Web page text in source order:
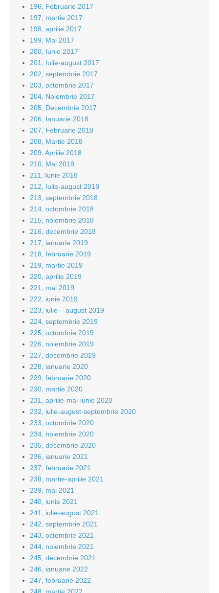
196, Februarie 2017
197, martie 2017
198, aprilie 2017
199, Mai 2017
200, Iunie 2017
201, Iulie-august 2017
202, septembrie 2017
203, octombrie 2017
204, Noiembrie 2017
205, Decembrie 2017
206, Ianuarie 2018
207, Februarie 2018
208, Martie 2018
209, Aprilie 2018
210, Mai 2018
211, Iunie 2018
212, Iulie-august 2018
213, septembrie 2018
214, octombrie 2018
215, noiembrie 2018
216, decembrie 2018
217, ianuarie 2019
218, februarie 2019
219, martie 2019
220, aprilie 2019
221, mai 2019
222, iunie 2019
223, iulie – august 2019
224, septembrie 2019
225, octombrie 2019
226, noiembrie 2019
227, decembrie 2019
228, ianuarie 2020
229, februarie 2020
230, martie 2020
231, aprilie-mai-iunie 2020
232, iulie-august-septembrie 2020
233, octombrie 2020
234, noiembrie 2020
235, decembrie 2020
236, ianuarie 2021
237, februarie 2021
238, martie-aprilie 2021
239, mai 2021
240, iunie 2021
241, iulie-august 2021
242, septembrie 2021
243, octombrie 2021
244, noiembrie 2021
245, decembrie 2021
246, ianuarie 2022
247, februarie 2022